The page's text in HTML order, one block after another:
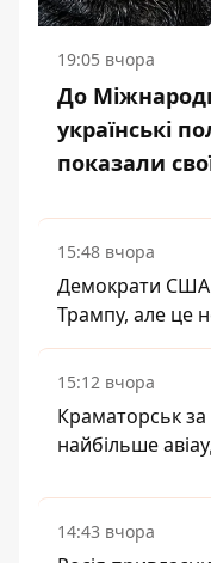
19:05 вчора
До
українські
показали
15:48 вчора
Демократи США
Трампу, але це
15:12 вчора
Краматорськ за
найбільше
14:43 вчора